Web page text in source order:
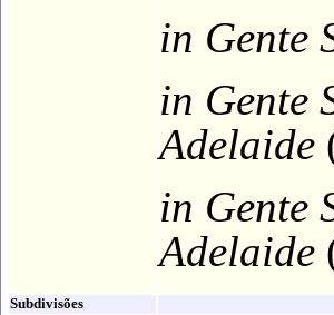
in Gente
in Gente
Adelaide
in Gente
Adelaide
Subdivisões